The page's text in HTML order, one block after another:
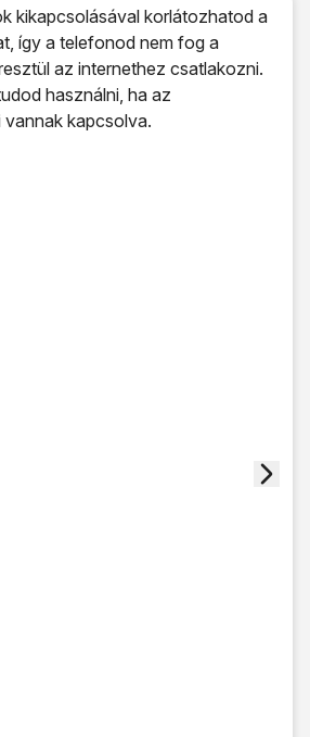
kikapcsolásával korlátozhatod a
így a telefonod nem fog a
az internethez csatlakozni.
használni, ha az
kapcsolva.